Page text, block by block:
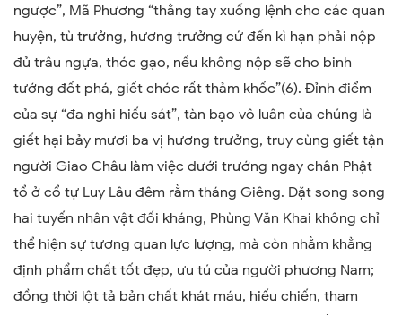
ngược”, Mã Phương “thẳng tay xuống lệnh cho các quan
huyện, tù trưởng, hương trưởng cứ đến kì hạn phải nộp
đủ trâu ngựa, thóc gạo, nếu không nộp sẽ cho binh
tướng đốt phá, giết chóc rất thảm khốc”(6). Đỉnh điểm
của sự “đa nghi hiếu sát”, tàn bạo vô luân của chúng là
giết hại bảy mươi ba vị hương trưởng, truy cùng giết tận
người Giao Châu làm việc dưới trướng ngay chân Phật
tổ ở cổ tự Luy Lâu đêm rằm tháng Giêng. Đặt song song
hai tuyến nhân vật đối kháng, Phùng Văn Khai không chỉ
thể hiện sự tương quan lực lượng, mà còn nhằm khẳng
định phẩm chất tốt đẹp, ưu tú của người phương Nam;
đồng thời lột tả bản chất khát máu, hiếu chiến, tham